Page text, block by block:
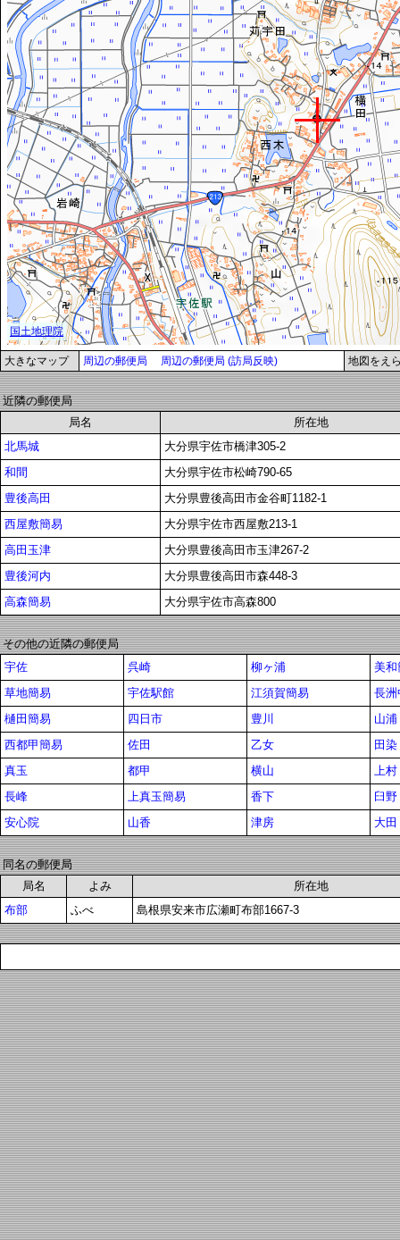
大きなマップ 周辺の郵便局 周辺の郵便局 (訪局反映) 地図をえ
近隣の郵便局
局名
所在地
北馬城
大分県宇佐市橋津305-2
和間
大分県宇佐市松崎790-65
豊後高田
大分県豊後高田市金谷町1182-1
西屋敷簡易
大分県宇佐市西屋敷213-1
高田玉津
大分県豊後高田市玉津267-2
豊後河内
大分県豊後高田市森448-3
高森簡易
大分県宇佐市高森800
その他の近隣の郵便局
宇佐
呉崎 柳ヶ浦
美和
草地簡易
宇佐駅館 江須賀簡易
長洲
樋田簡易
四日市 豊川
山浦
西都甲簡易
佐田 乙女
田染
真玉
都甲 横山
上村
長峰
上真玉簡易 香下
臼野
安心院
山香 津房 大田
同名の郵便局
局名
よみ
所在地
布部
ふべ 島根県安来市広瀬町布部1667-3